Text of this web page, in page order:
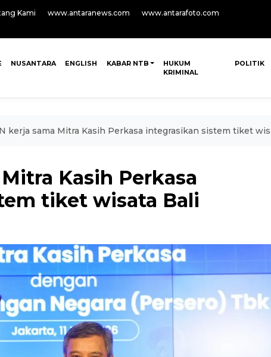
Kami www.antaranews.com
www.antarafoto.com
NUSANTARA ENGLISH KABAR NTB
HUKUM
KRIMINAL
POLITIK
kerja sama Mitra Kasih Perkasa integrasikan sistem tiket
Kasih Perkasa
tiket wisata Bali